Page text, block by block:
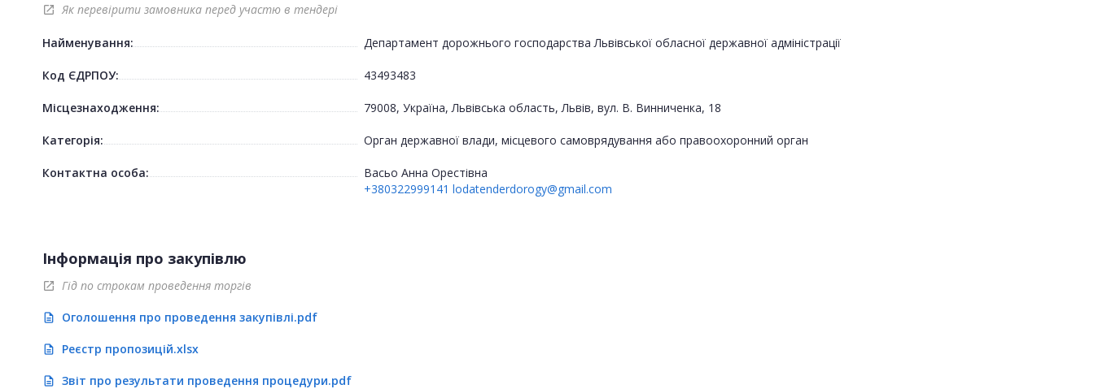
open_in_new Як перевірити замовника перед участю в тендері
Найменування: Департамент дорожнього господарства Львівської обласної державної адміністрації
Код ЄДРПОУ: 43493483
Місцезнаходження: 79008, Україна, Львівська область, Львів, вул. В. Винниченка, 18
Категорія: Орган державної влади, місцевого самоврядування або правоохоронний орган
Контактна особа:
Васьо Анна Орестівна
+380322999141 lodatenderdorogy@gmail.com
Інформація про закупівлю
open_in_new Гід по строкам проведення торгів
description Оголошення про проведення закупівлі.pdf
description Реєстр пропозицій.xlsx
description Звіт про результати проведення процедури.pdf